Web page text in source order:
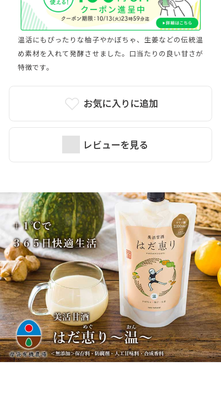
お気に入りに追加
レビューを見る
温活にもぴったりな柚子やかぼちゃ、生姜などの伝統温
め素材を入れて発酵させました。口当たりの良い甘さが
特徴です。